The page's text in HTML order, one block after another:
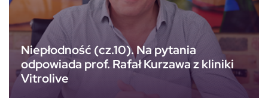
Niepłodność (cz.10). Na pytania
odpowiada prof. Rafał Kurzawa z kliniki
Vitrolive